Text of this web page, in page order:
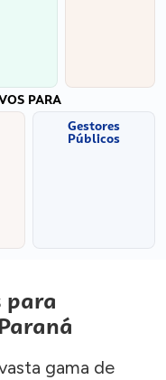
PARA
Gestores
Públicos
para
gama de